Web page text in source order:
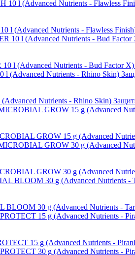
l (Advanced Nutrients - Flawless
l (Advanced Nutrients - Bud Factor
Nutrients - Rhino Skin)
GROW 15 g (Advanced
GROW 30 g (Advanced
30 g (Advanced Nutrients -
15 g (Advanced Nutrients -